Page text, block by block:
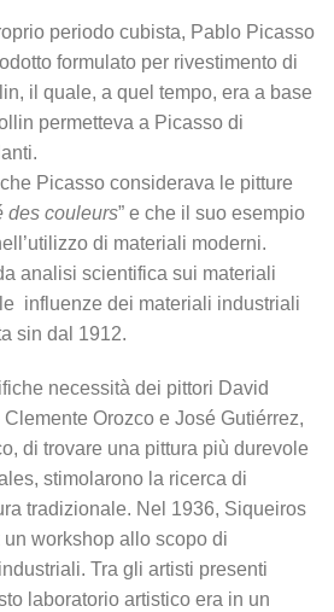
periodo cubista, Pablo Picasso
formulato per rivestimento di
il quale, a quel tempo, era a base
permetteva a Picasso di
Picasso considerava le pitture
des couleurs” e che il suo esempio
di materiali moderni.
analisi scientifica sui materiali
influenze dei materiali industriali
sin dal 1912.
necessità dei pittori David
Orozco e José Gutiérrez,
di trovare una pittura più durevole
stimolarono la ricerca di
tradizionale. Nel 1936, Siqueiros
workshop allo scopo di
Tra gli artisti presenti
laboratorio artistico era in un